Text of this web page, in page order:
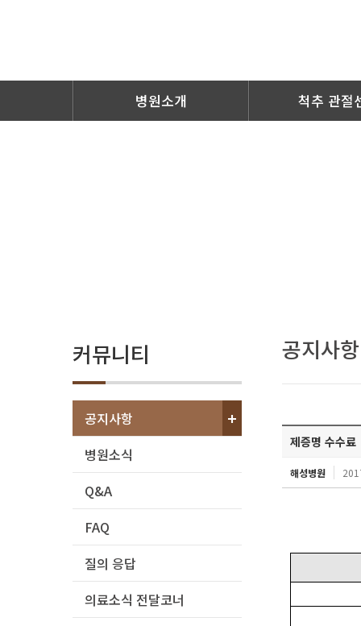
병원소개 척추 관절
커뮤니티
공지사항
병원소식
Q&A
FAQ
질의 응답
의료소식 전달코너
공지사항
제증명 수수료
해성병원